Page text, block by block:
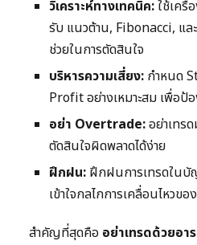
วิเคราะห์ทางเทคนิค:ใช้เครื่
รับ แนวต้าน, Fibonacci, แ
ช่วยในการตัดสินใจ
บริหารความเสี่ยง: กำหนด
Profit อย่างเหมาะสม เพื่อป้
อย่า Overtrade:อย่าเทรด
ตัดสินใจผิดพลาดได้ง่าย
ฝึกฝน: ฝึกฝนการเทรดใน
เข้าใจกลไกการเคลื่อนไหวข
สำคัญที่สุดคือ อย่าเทรดด้วยอ